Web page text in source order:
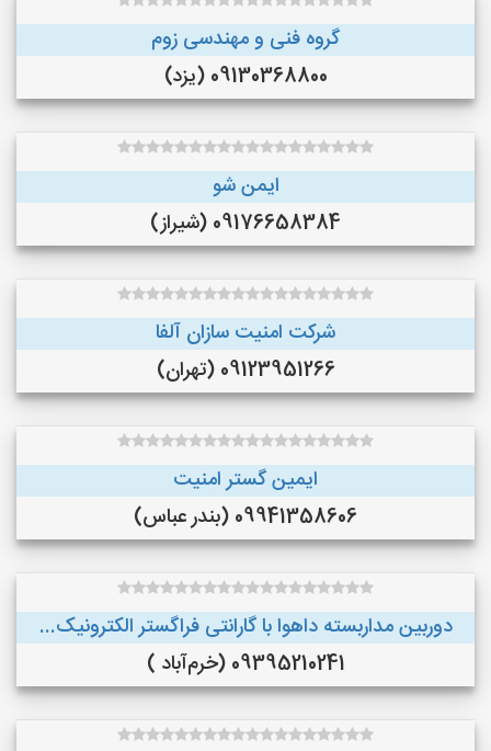
گروه فنی و مهندسی زوم
09130368800 (یزد)
ایمن شو
09176658384 (شیراز)
شرکت امنیت سازان آلفا
09123951266 (تهران)
ایمین گستر امنیت
09941358606 (بندر عباس)
دوربین مداربسته داهوا با گارانتی فراگستر الکترونیک...
09395210241 (خرم‌آباد )